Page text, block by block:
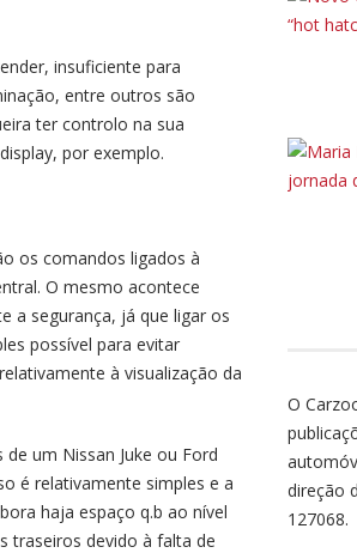
insuficiente para
entre outros são
ter controlo na sua
por exemplo.
os comandos ligados à
O mesmo acontece
a segurança, já que ligar os
possível para evitar
à visualização da
um Nissan Juke ou Ford
é relativamente simples e a
haja espaço q.b ao nível
traseiros devido à falta de
O
direção
127068.